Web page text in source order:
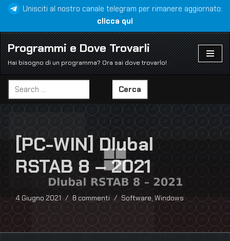
al
contenuto
Unisciti al nostro canale telegram per rimanere aggiornato:
clicca qui
Programmi e Dove Trovarli
Hai bisogno di un programma? Ora sai dove trovarlo!
Cerca
[PC-WIN] Dlubal
RSTAB 8 – 2021
4 Giugno 2021 8 commenti Software, Windows